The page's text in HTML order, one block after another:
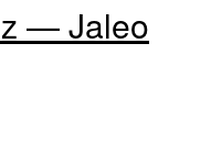
— Jaleo